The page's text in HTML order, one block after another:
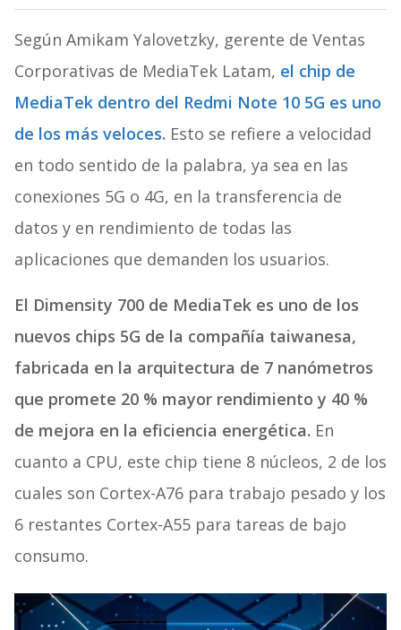
Según Amikam Yalovetzky, gerente de Ventas
Corporativas de MediaTek Latam, el chip de
MediaTek dentro del Redmi Note 10 5G es uno
de los más veloces. Esto se refiere a velocidad
en todo sentido de la palabra, ya sea en las
conexiones 5G o 4G, en la transferencia de
datos y en rendimiento de todas las
aplicaciones que demanden los usuarios.
El Dimensity 700 de MediaTek es uno de los
nuevos chips 5G de la compañía taiwanesa,
fabricada en la arquitectura de 7 nanómetros
que promete 20 % mayor rendimiento y 40 %
de mejora en la eficiencia energética. En
cuanto a CPU, este chip tiene 8 núcleos, 2 de los
cuales son Cortex-A76 para trabajo pesado y los
6 restantes Cortex-A55 para tareas de bajo
consumo.